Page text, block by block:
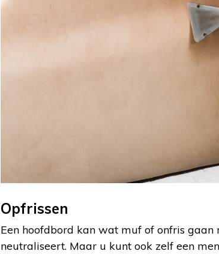
Opfrissen
Een hoofdbord kan wat muf of onfris
neutraliseert. Maar u kunt ook zelf een